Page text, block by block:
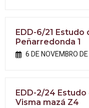
EDD-6/21
Peñarredonda 1
6 DE NOVEMBRO
EDD-2/24
Visma mazá Z4